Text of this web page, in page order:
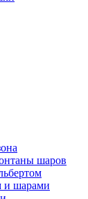
шаров
и шарами